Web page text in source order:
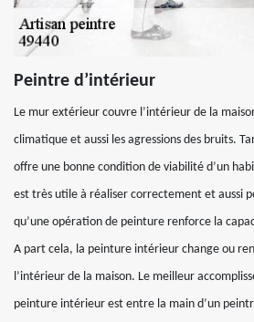
Peintre d’intérieur
Le mur extérieur couvre l’intérieur de la
climatique et aussi les agressions des bruits.
offre une bonne condition de viabilité d’un
est très utile à réaliser correctement et aussi
qu’une opération de peinture renforce la
A part cela, la peinture intérieur change ou
l’intérieur de la maison. Le meilleur
peinture intérieur est entre la main d’un